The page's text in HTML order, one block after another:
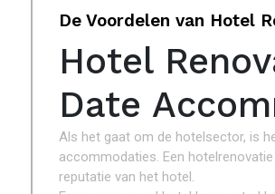
De Voordelen van Hotel
Hotel
Date
Als het gaat om de hotelsector, is
accommodaties. Een
reputatie van het hotel.